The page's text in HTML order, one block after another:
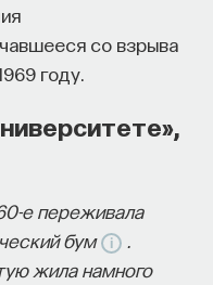
со взрыва
году.
е переживала
бум
жила намного